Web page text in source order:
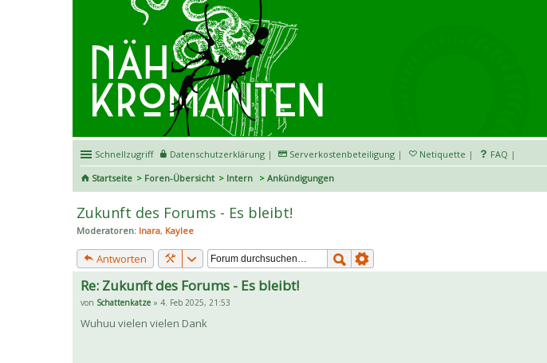
Schnellzugriff Datenschutzerklärung | Serverkostenbeteiligung | Netiquette | FAQ |
Startseite
Foren-Übersicht Intern Ankündigungen
Zukunft des Forums - Es bleibt!
Moderatoren: Inara, Kaylee
Antworten
Re: Zukunft des Forums - Es bleibt!
von Schattenkatze » 4. Feb 2025, 21:53
Wuhuu vielen vielen Dank